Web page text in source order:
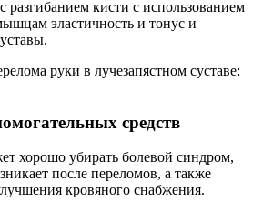
разгибанием кисти с использованием
эластичность и тонус и
средств
хорошо убирать болевой синдром,
после переломов, а также
кровяного снабжения.